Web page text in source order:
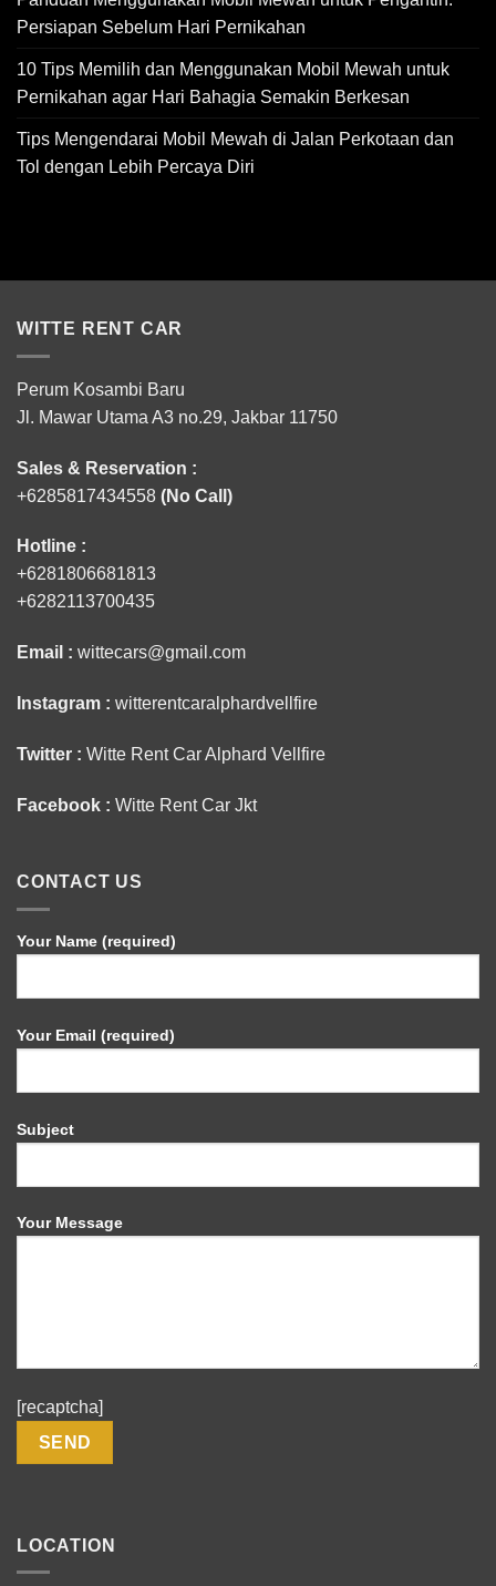
Persiapan Sebelum Hari Pernikahan
10 Tips Memilih dan Menggunakan Mobil Mewah untuk
Pernikahan agar Hari Bahagia Semakin Berkesan
Tips Mengendarai Mobil Mewah di Jalan Perkotaan dan
Tol dengan Lebih Percaya Diri
WITTE RENT CAR
Perum Kosambi Baru
Jl. Mawar Utama A3 no.29, Jakbar 11750
Sales & Reservation :
+6285817434558 (No Call)
Hotline :
+6281806681813
+6282113700435
Email : wittecars@gmail.com
Instagram : witterentcaralphardvellfire
Twitter : Witte Rent Car Alphard Vellfire
Facebook : Witte Rent Car Jkt
CONTACT US
Your Name (required)
Your Email (required)
Subject
Your Message
[recaptcha]
LOCATION